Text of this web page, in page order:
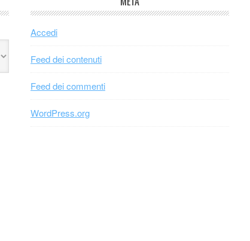
Accedi
Feed dei contenuti
Feed dei commenti
WordPress.org